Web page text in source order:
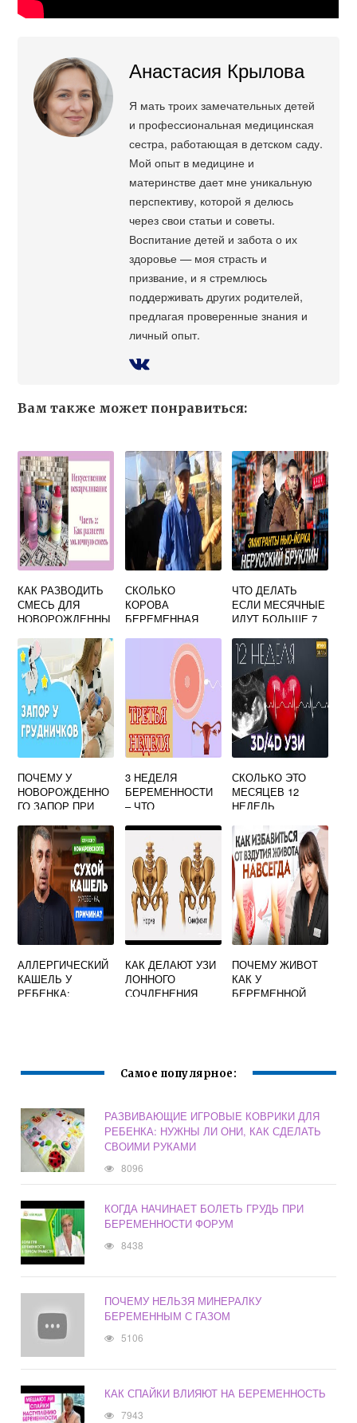
Анастасия Крылова
Я мать троих замечательных детей
и профессиональная медицинская
сестра, работающая в детском саду.
Мой опыт в медицине и
материнстве дает мне уникальную
перспективу, которой я делюсь
через свои статьи и советы.
Воспитание детей и забота о их
здоровье — моя страсть и
призвание, и я стремлюсь
поддерживать других родителей,
предлагая проверенные знания и
личный опыт.
Вам также может понравиться:
КАК РАЗВОДИТЬ
СМЕСЬ ДЛЯ
НОВОРОЖДЕННЫ
СКОЛЬКО
КОРОВА
БЕРЕМЕННАЯ
ЧТО ДЕЛАТЬ
ЕСЛИ МЕСЯЧНЫЕ
ИДУТ БОЛЬШЕ 7
ПОЧЕМУ У
НОВОРОЖДЕННО
ГО ЗАПОР ПРИ
ВСКАРМЛИВАНИИ
3 НЕДЕЛЯ
БЕРЕМЕННОСТИ
– ЧТО
ОЩУЩЕНИЯ,
РАЗМЕР ПЛОДА
СКОЛЬКО ЭТО
МЕСЯЦЕВ 12
НЕДЕЛЬ
АЛЛЕРГИЧЕСКИЙ
КАШЕЛЬ У
РЕБЕНКА:
КАК ДЕЛАЮТ УЗИ
ЛОННОГО
СОЧЛЕНЕНИЯ
ПОЧЕМУ ЖИВОТ
КАК У
БЕРЕМЕННОЙ
Самое популярное:
РАЗВИВАЮЩИЕ ИГРОВЫЕ КОВРИКИ ДЛЯ
РЕБЕНКА: НУЖНЫ ЛИ ОНИ, КАК СДЕЛАТЬ
СВОИМИ РУКАМИ
8096
КОГДА НАЧИНАЕТ БОЛЕТЬ ГРУДЬ ПРИ
БЕРЕМЕННОСТИ ФОРУМ
8438
ПОЧЕМУ НЕЛЬЗЯ МИНЕРАЛКУ
БЕРЕМЕННЫМ С ГАЗОМ
5106
КАК СПАЙКИ ВЛИЯЮТ НА БЕРЕМЕННОСТЬ
7943